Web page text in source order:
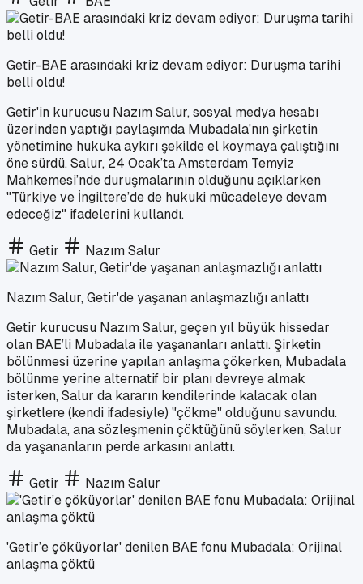
Getir-BAE arasındaki kriz devam ediyor: Duruşma tarihi
belli oldu!
Getir'in kurucusu Nazım Salur, sosyal medya hesabı
üzerinden yaptığı paylaşımda Mubadala'nın şirketin
yönetimine hukuka aykırı şekilde el koymaya çalıştığını
öne sürdü. Salur, 24 Ocak’ta Amsterdam Temyiz
Mahkemesi’nde duruşmalarının olduğunu açıklarken
"Türkiye ve İngiltere’de de hukuki mücadeleye devam
edeceğiz" ifadelerini kullandı.
Getir Nazım Salur
Nazım Salur, Getir'de yaşanan anlaşmazlığı anlattı
Getir kurucusu Nazım Salur, geçen yıl büyük hissedar
olan BAE’li Mubadala ile yaşananları anlattı. Şirketin
bölünmesi üzerine yapılan anlaşma çökerken, Mubadala
bölünme yerine alternatif bir planı devreye almak
isterken, Salur da kararın kendilerinde kalacak olan
şirketlere (kendi ifadesiyle) "çökme" olduğunu savundu.
Mubadala, ana sözleşmenin çöktüğünü söylerken, Salur
da yaşananların perde arkasını anlattı.
Getir Nazım Salur
'Getir’e çöküyorlar' denilen BAE fonu Mubadala: Orijinal
anlaşma çöktü